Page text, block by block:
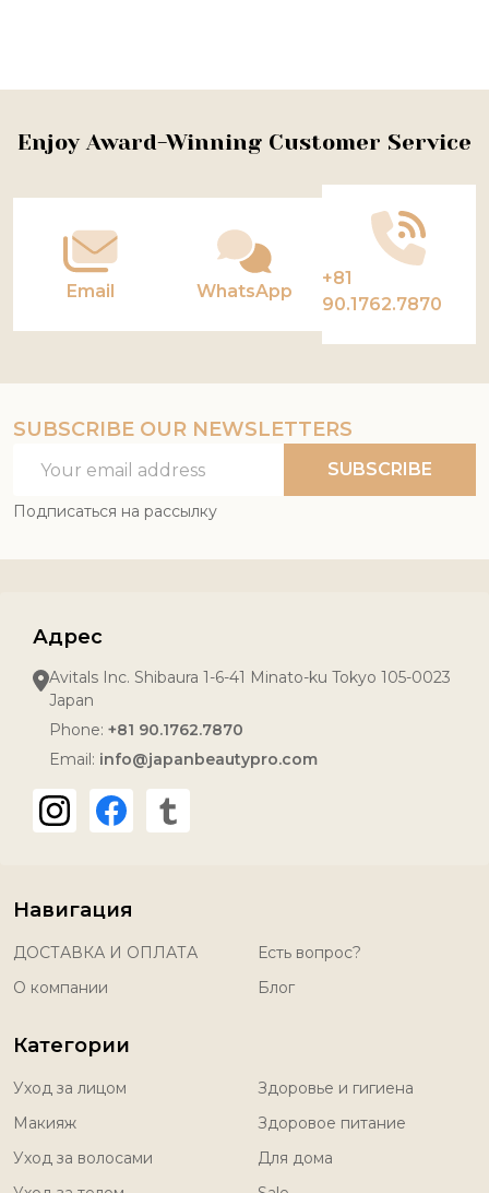
Footer
Enjoy Award-Winning Customer Service
Email WhatsApp
+81
90.1762.7870
SUBSCRIBE OUR NEWSLETTERS
Address
SUBSCRIBE
Подписаться на рассылку
Адрес
Avitals Inc. Shibaura 1-6-41 Minato-ku Tokyo 105-0023
Japan
Phone: +81 90.1762.7870
Email: info@japanbeautypro.com
Навигация
ДОСТАВКА И ОПЛАТА
О компании
Есть вопрос?
Блог
Категории
Уход за лицом
Макияж
Уход за волосами
Здоровье и гигиена
Здоровое питание
Для дома